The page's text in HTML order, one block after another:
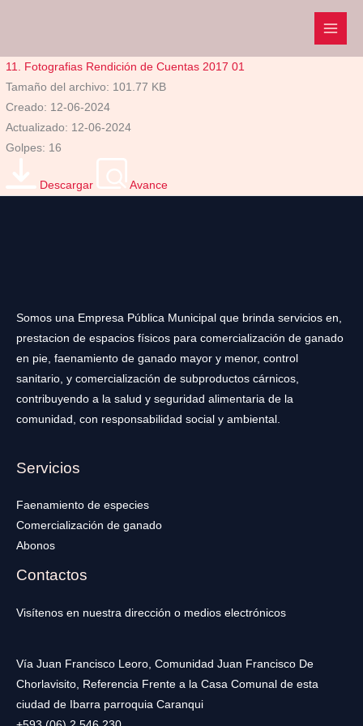
11. Fotografias Rendición de Cuentas 2017 01
Tamaño del archivo: 101.77 KB
Creado: 12-06-2024
Actualizado: 12-06-2024
Golpes: 16
Descargar Avance
Somos una Empresa Pública Municipal que brinda servicios en,
prestacion de espacios físicos para comercialización de ganado
en pie, faenamiento de ganado mayor y menor, control
sanitario, y comercialización de subproductos cárnicos,
contribuyendo a la salud y seguridad alimentaria de la
comunidad, con responsabilidad social y ambiental.
Servicios
Faenamiento de especies
Comercialización de ganado
Abonos
Contactos
Visítenos en nuestra dirección o medios electrónicos
Vía Juan Francisco Leoro, Comunidad Juan Francisco De
Chorlavisito, Referencia Frente a la Casa Comunal de esta
ciudad de Ibarra parroquia Caranqui